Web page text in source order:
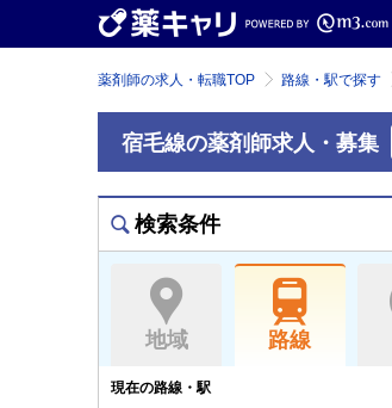
薬剤師の求人・転職TOP 路線・駅で探す
宿毛線の薬剤師求人・募集
検索条件
地域 路線
現在の路線・駅